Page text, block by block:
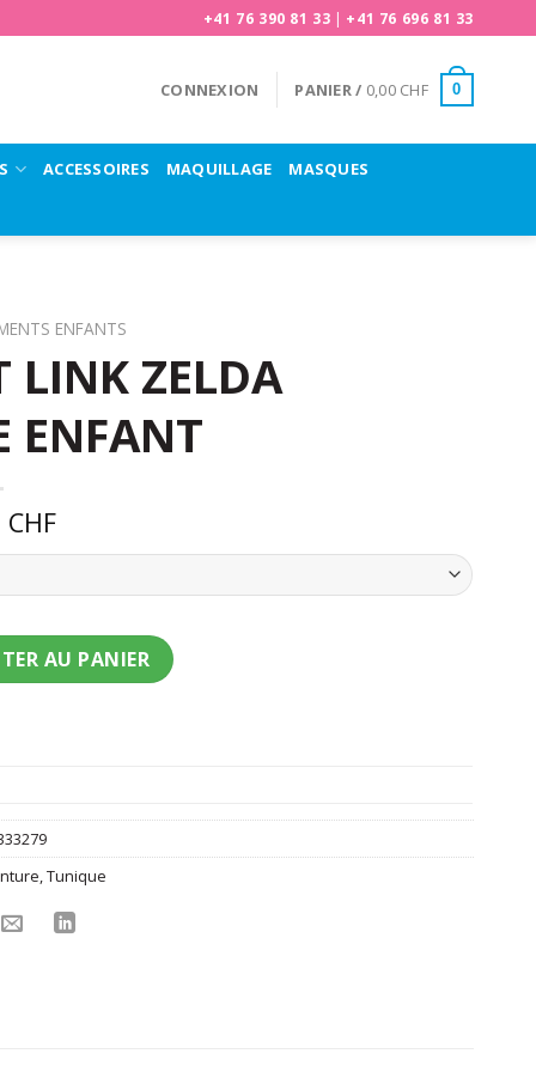
+41 76 390 81 33 | +41 76 696 81 33
CONNEXION PANIER / 0,00 CHF 0
ACCESSOIRES MAQUILLAGE MASQUES
ENFANTS
LINK ZELDA
ENFANT
CHF
Link Zelda classique enfant
AU PANIER
,Tunique